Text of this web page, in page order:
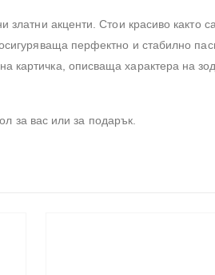
акценти. Стои красиво както
перфектно и стабилно
картичка, описваща характера на
за вас или за подарък.